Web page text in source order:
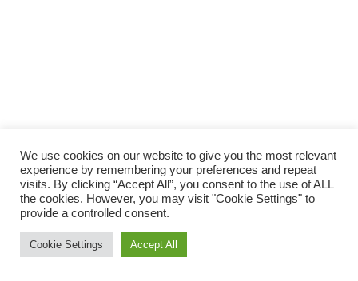
We use cookies on our website to give you the most relevant
experience by remembering your preferences and repeat
visits. By clicking “Accept All”, you consent to the use of ALL
the cookies. However, you may visit "Cookie Settings" to
provide a controlled consent.
Cookie Settings Accept All